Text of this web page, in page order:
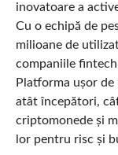
inovatoare a
Cu o echipă de
milioane de
companiile
Platforma ușor
atât începători,
criptomonede și
lor pentru risc și